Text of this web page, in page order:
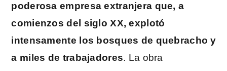
poderosa empresa extranjera que, a
comienzos del siglo XX, explotó
intensamente los bosques de quebracho y
a miles de trabajadores. La obra